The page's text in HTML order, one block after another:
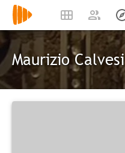
Maurizio Calvesi